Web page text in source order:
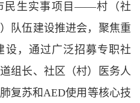
民生实事项目——村（社
队伍建设推进会，聚焦重
设，通过广泛招募专职社
组长、社区（村）医务人
复苏和AED使用等核心技